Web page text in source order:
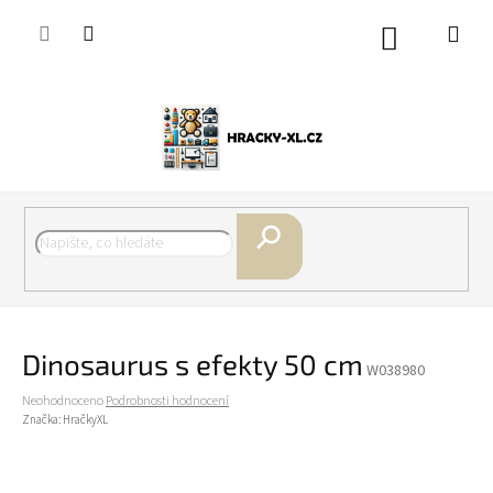
Nákupní
Dinosaurus s efekty 50 cm W038980
Průměrné
hodnocení
NeohodnocenoPodrobnosti hodnocení
Značka: HračkyXL